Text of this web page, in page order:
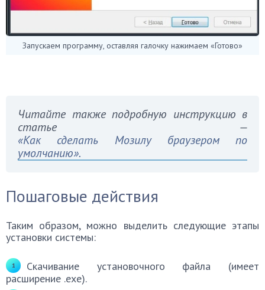
Запускаем программу, оставляя галочку нажимаем «Готово»
Читайте также подробную инструкцию в
статье —
«Как сделать Мозилу браузером по
умолчанию».
Пошаговые действия
Таким образом, можно выделить следующие этапы
установки системы:
Скачивание установочного файла (имеет
расширение .exe).